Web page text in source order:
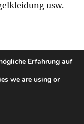
usw.
Shop ein
ist es
abzuwickeln.
Erfahrung auf
we are using or